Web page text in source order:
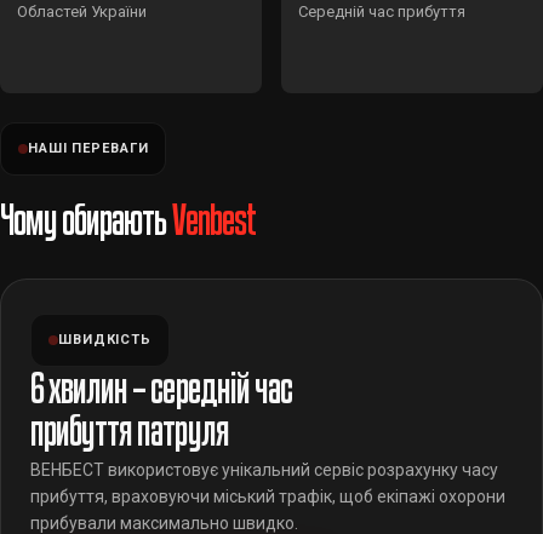
Областей України Середній час прибуття
НАШІ ПЕРЕВАГИ
Чому обираютьVenbest
ШВИДКІСТЬ
6 хвилин – середній час
прибуття патруля
ВЕНБЕСТ використовує унікальний сервіс розрахунку часу
прибуття, враховуючи міський трафік, щоб екіпажі охорони
прибували максимально швидко.